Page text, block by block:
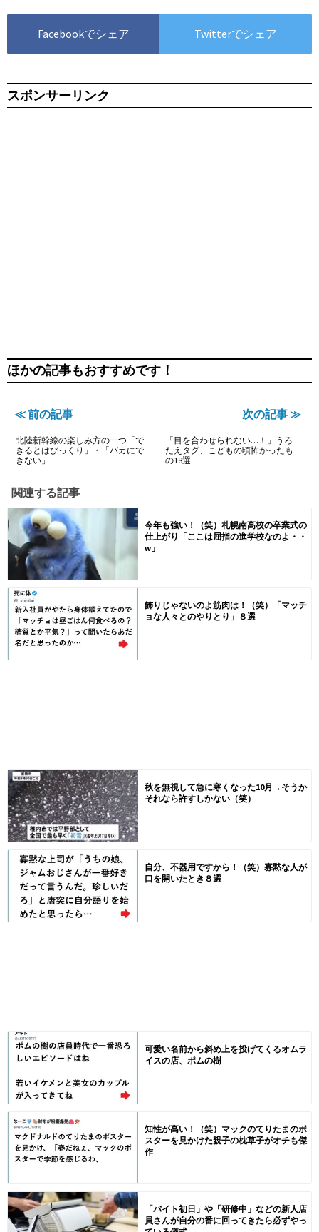
Facebookでシェア Twitterでシェア
スポンサーリンク
ほかの記事もおすすめです！
≪ 前の記事
北陸新幹線の楽しみ方の一つ「で
きるとはびっくり」・「バカにで
きない」
次の記事 ≫
「目を合わせられない…！」うろ
たえタグ、こどもの頃怖かったも
の18選
関連する記事
今年も強い！（笑）札幌南高校の卒業式の
仕上がり「ここは屈指の進学校なのよ・・
w」
飾りじゃないのよ筋肉は！（笑）「マッチ
ョな人々とのやりとり」８選
秋を無視して急に寒くなった10月→そうか
それなら許すしかない（笑）
自分、不器用ですから！（笑）寡黙な人が
口を開いたとき８選
可愛い名前から斜め上を投げてくるオムラ
イスの店、ポムの樹
知性が高い！（笑）マックのてりたまのポ
スターを見かけた親子の枕草子がオチも傑
作
「バイト初日」や「研修中」などの新人店
員さんが自分の番に回ってきたら必ずやっ